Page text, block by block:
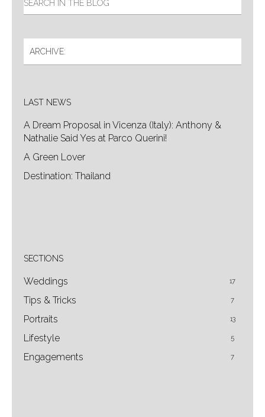
LAST NEWS
A Dream Proposal in Vicenza (Italy): Anthony &
Nathalie Said Yes at Parco Querini!
A Green Lover
Destination: Thailand
SECTIONS
Weddings 17
Tips & Tricks 7
Portraits 13
Lifestyle 5
Engagements 7